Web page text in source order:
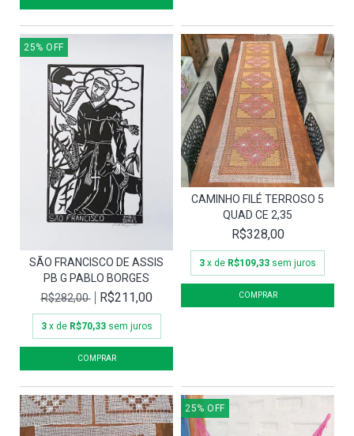
25% OFF
SÃO FRANCISCO DE ASSIS
PB G PABLO BORGES
R$282,00
R$211,00
3 x de R$70,33 sem juros
CAMINHO FILÉ TERROSO 5
QUAD CE 2,35
R$328,00
3 x de R$109,33 sem juros
25% OFF